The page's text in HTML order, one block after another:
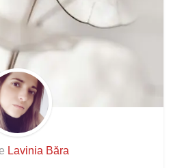
Lavinia Băra